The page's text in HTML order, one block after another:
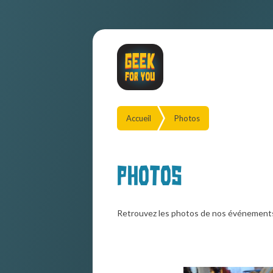
Accueil Photos
Photos
Retrouvez les photos de nos